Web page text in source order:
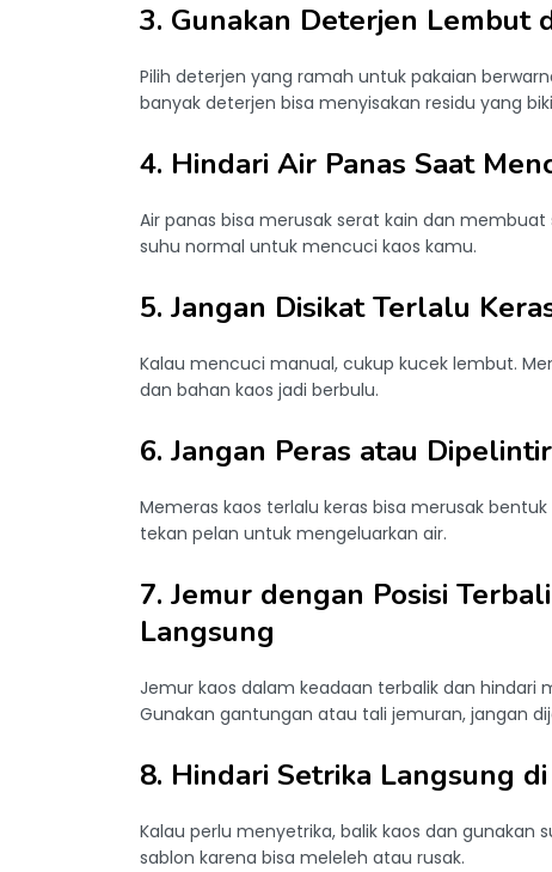
3. Gunakan Deterjen Lembut
Pilih deterjen yang ramah untuk pakaian
banyak deterjen bisa menyisakan residu yang
4. Hindari Air Panas Saat
Air panas bisa merusak serat kain dan
suhu normal untuk mencuci kaos kamu.
5. Jangan Disikat Terlalu
Kalau mencuci manual, cukup kucek lembut.
dan bahan kaos jadi berbulu.
6. Jangan Peras atau
Memeras kaos terlalu keras bisa merusak
tekan pelan untuk mengeluarkan air.
7. Jemur dengan Posisi
Langsung
Jemur kaos dalam keadaan terbalik dan hindari
Gunakan gantungan atau tali jemuran, jangan
8. Hindari Setrika Langsung
Kalau perlu menyetrika, balik kaos dan gunakan
sablon karena bisa meleleh atau rusak.